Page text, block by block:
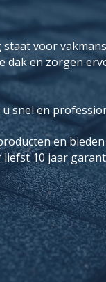
voor
dak en zorgen
snel en
en
liefst 10 jaar